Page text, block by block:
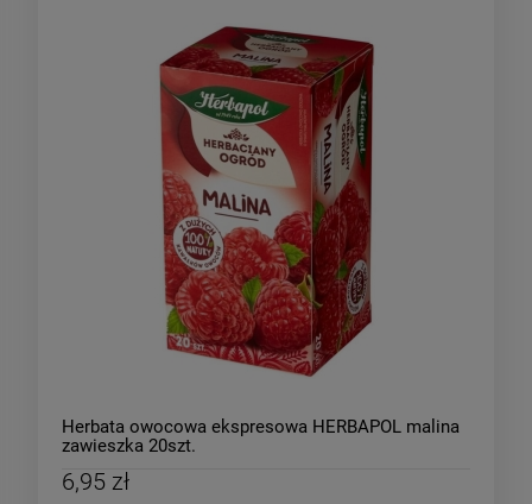
Herbata owocowa ekspresowa HERBAPOL malina
zawieszka 20szt.
6,95 zł